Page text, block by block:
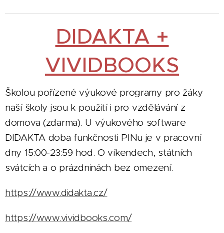
DIDAKTA +
VIVIDBOOKS
Školou pořízené výukové programy pro žáky
naší školy jsou k použití i pro vzdělávání z
domova (zdarma). U výukového software
DIDAKTA doba funkčnosti PINu je v pracovní
dny 15:00-23:59 hod. O víkendech, státních
svátcích a o prázdninách bez omezení.
https://www.didakta.cz/
https://www.vividbooks.com/